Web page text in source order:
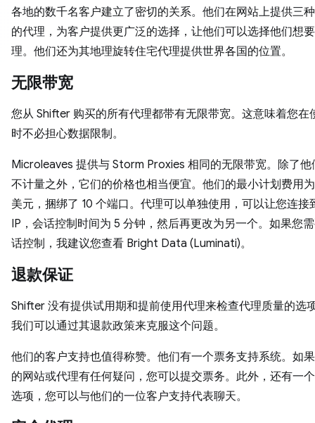
各地的数千名客户建立了密切的关系。他们在网站上提供三
的代理，为客户提供更广泛的选择，让他们可以选择他们想
理。他们还为其地理旋转住宅代理提供世界各国的位置。
无限带宽
您从 Shifter 购买的所有代理都带有无限带宽。这意味着您在
时不必担心数据限制。
Microleaves 提供与 Storm Proxies 相同的无限带宽。除了他
不计量之外，它们的价格也相当便宜。他们的最小计划费用
美元，捆绑了 10 个端口。代理可以单独使用，可以让您连接
IP，会话控制时间为 5 分钟，然后再更改为另一个。如果您
话控制，我建议您查看 Bright Data (Luminati)。
退款保证
Shifter 没有提供试用期和提前使用代理来检查代理质量的选
我们可以通过其退款政策来克服这个问题。
他们的客户支持也值得称赞。他们有一个票务支持系统。如
的网站或代理有任何疑问，您可以提交票务。此外，还有一
选项，您可以与他们的一位客户支持代表聊天。